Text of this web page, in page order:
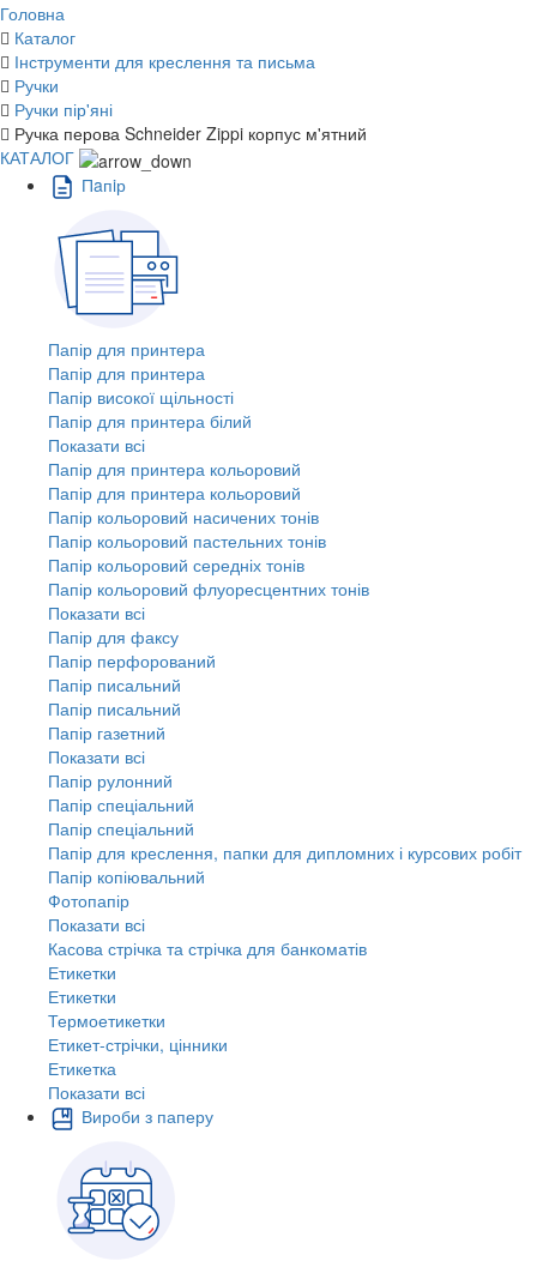
Головна
Каталог
Інструменти для креслення та письма
Ручки
Ручки пір'яні
Ручка перова Schneider Zippi корпус м'ятний
КАТАЛОГ
Пaпiр
Папір для принтера
Папір для принтера
Папір високої щільності
Папір для принтера білий
Показати всі
Папір для принтера кольоровий
Папір для принтера кольоровий
Папір кольоровий насичених тонів
Папір кольоровий пастельних тонів
Папір кольоровий середніх тонів
Папір кольоровий флуоресцентних тонів
Показати всі
Папір для факсу
Папір перфорований
Папір писальний
Папір писальний
Папір газетний
Показати всі
Папір рулонний
Папір спеціальний
Папір спеціальний
Папір для креслення, папки для дипломних і курсових робіт
Папір копіювальний
Фотопапір
Показати всі
Касова стрічка та стрічка для банкоматів
Етикетки
Етикетки
Термоетикетки
Етикет-стрічки, цінники
Етикетка
Показати всі
Вироби з паперу